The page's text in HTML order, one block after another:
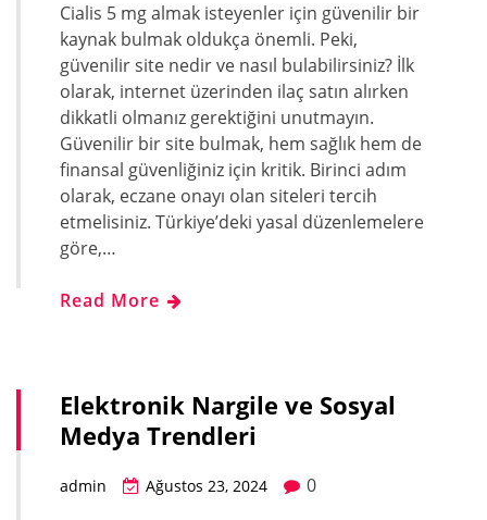
Cialis 5 mg almak isteyenler için güvenilir bir
kaynak bulmak oldukça önemli. Peki,
güvenilir site nedir ve nasıl bulabilirsiniz? İlk
olarak, internet üzerinden ilaç satın alırken
dikkatli olmanız gerektiğini unutmayın.
Güvenilir bir site bulmak, hem sağlık hem de
finansal güvenliğiniz için kritik. Birinci adım
olarak, eczane onayı olan siteleri tercih
etmelisiniz. Türkiye’deki yasal düzenlemelere
göre,…
Read More
Elektronik Nargile ve Sosyal
Medya Trendleri
admin Ağustos 23, 2024
0